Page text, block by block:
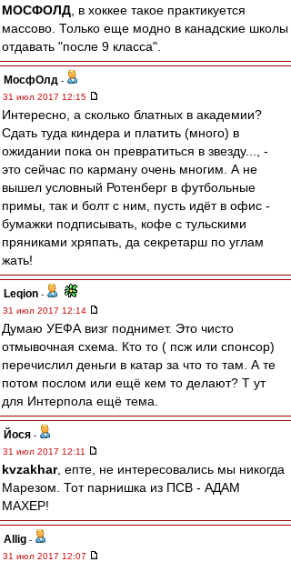
МОСФОЛД , в хоккее такое практикуется
массово. Только еще модно в канадские школы
отдавать "после 9 класса".
МосфОлд -
31 июл 2017 12:15
Интересно, а сколько блатных в академии?
Сдать туда киндера и платить (много) в
ожидании пока он превратиться в звезду..., -
это сейчас по карману очень многим. А не
вышел условный Ротенберг в футбольные
примы, так и болт с ним, пусть идёт в офис -
бумажки подписывать, кофе с тульскими
пряниками хряпать, да секретарш по углам
жать!
Leqion -
31 июл 2017 12:14
Думаю УЕФА визг поднимет. Это чисто
отмывочная схема. Кто то ( псж или спонсор)
перечислил деньги в катар за что то там. А те
потом послом или ещё кем то делают? Т ут
для Интерпола ещё тема.
Йося -
31 июл 2017 12:11
kvzakhar, епте, не интересовались мы никогда
Марезом. Тот парнишка из ПСВ - АДАМ
МАХЕР!
Allig -
31 июл 2017 12:07